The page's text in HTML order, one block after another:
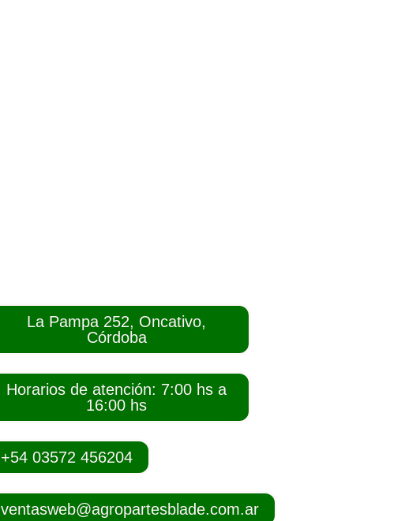
La Pampa 252, Oncativo,
Córdoba
Horarios de atención: 7:00 hs a
16:00 hs
+54 03572 456204
ventasweb@agropartesblade.com.ar